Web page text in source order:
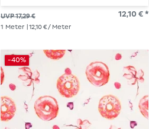
UVP 17,29 € 12,10 € *
1 Meter | 12,10 € / Meter
-40%